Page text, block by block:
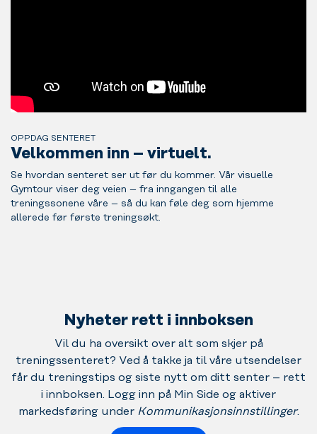
OPPDAG SENTERET
Velkommen inn – virtuelt.
Se hvordan senteret ser ut før du kommer. Vår visuelle
Gymtour viser deg veien – fra inngangen til alle
treningssonene våre – så du kan føle deg som hjemme
allerede før første treningsøkt.
Nyheter rett i innboksen
Vil du ha oversikt over alt som skjer på
treningssenteret? Ved å takke ja til våre utsendelser
får du treningstips og siste nytt om ditt senter – rett
i innboksen. Logg inn på Min Side og aktiver
markedsføring under Kommunikasjonsinnstillinger.